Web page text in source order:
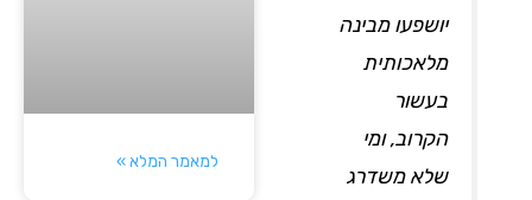
יושפעו מבינה
מלאכותית
בעשור
הקרוב, ומי
שלא משדרג
למאמר המלא »